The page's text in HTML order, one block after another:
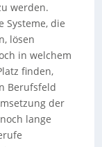
werden.
Systeme, die
lösen
in welchem
finden,
Berufsfeld
der
lange